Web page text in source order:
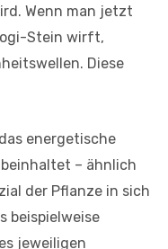
Wenn man jetzt
Stein wirft,
Diese
energetische
– ähnlich
der Pflanze in sich
beispielweise
jeweiligen